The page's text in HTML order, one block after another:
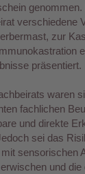
verschiedene
zur
präsentiert.
waren
fachlichen
und direkte
sei das
sensorischen
und die